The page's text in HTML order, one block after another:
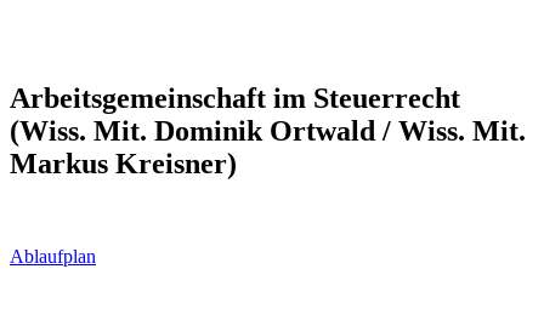
Arbeitsgemeinschaft im Steuerrecht
(Wiss. Mit. Dominik Ortwald / Wiss. Mit.
Markus Kreisner)
Ablaufplan